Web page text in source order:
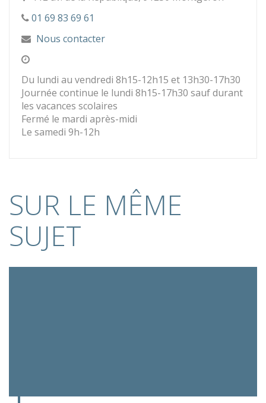
01 69 83 69 61
Nous contacter
Du lundi au vendredi 8h15-12h15 et 13h30-17h30
Journée continue le lundi 8h15-17h30 sauf durant
les vacances scolaires
Fermé le mardi après-midi
Le samedi 9h-12h
SUR LE MÊME
SUJET